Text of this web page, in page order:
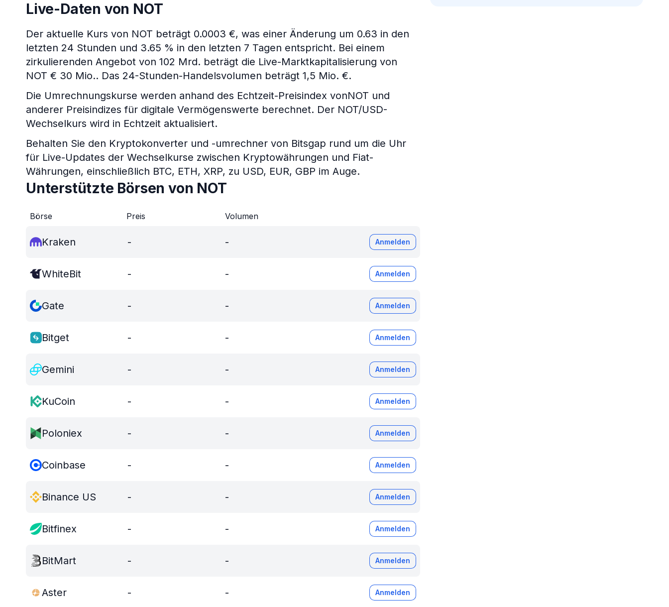
Live-Daten von NOT
Der aktuelle Kurs von NOT beträgt 0.0003 €, was einer Änderung um 0.63 in den
letzten 24 Stunden und 3.65 % in den letzten 7 Tagen entspricht. Bei einem
zirkulierenden Angebot von 102 Mrd. beträgt die Live-Marktkapitalisierung von
NOT € 30 Mio.. Das 24-Stunden-Handelsvolumen beträgt 1,5 Mio. €.
Die Umrechnungskurse werden anhand des Echtzeit-Preisindex vonNOT und
anderer Preisindizes für digitale Vermögenswerte berechnet. Der NOT/USD-
Wechselkurs wird in Echtzeit aktualisiert.
Behalten Sie den Kryptokonverter und -umrechner von Bitsgap rund um die Uhr
für Live-Updates der Wechselkurse zwischen Kryptowährungen und Fiat-
Währungen, einschließlich BTC, ETH, XRP, zu USD, EUR, GBP im Auge.
Unterstützte Börsen von NOT
Börse Preis Volumen
Kraken - - Anmelden
WhiteBit - - Anmelden
Gate - - Anmelden
Bitget - - Anmelden
Gemini - - Anmelden
KuCoin - - Anmelden
Poloniex - - Anmelden
Coinbase - - Anmelden
Binance US - - Anmelden
Bitfinex - - Anmelden
BitMart - - Anmelden
Aster - - Anmelden